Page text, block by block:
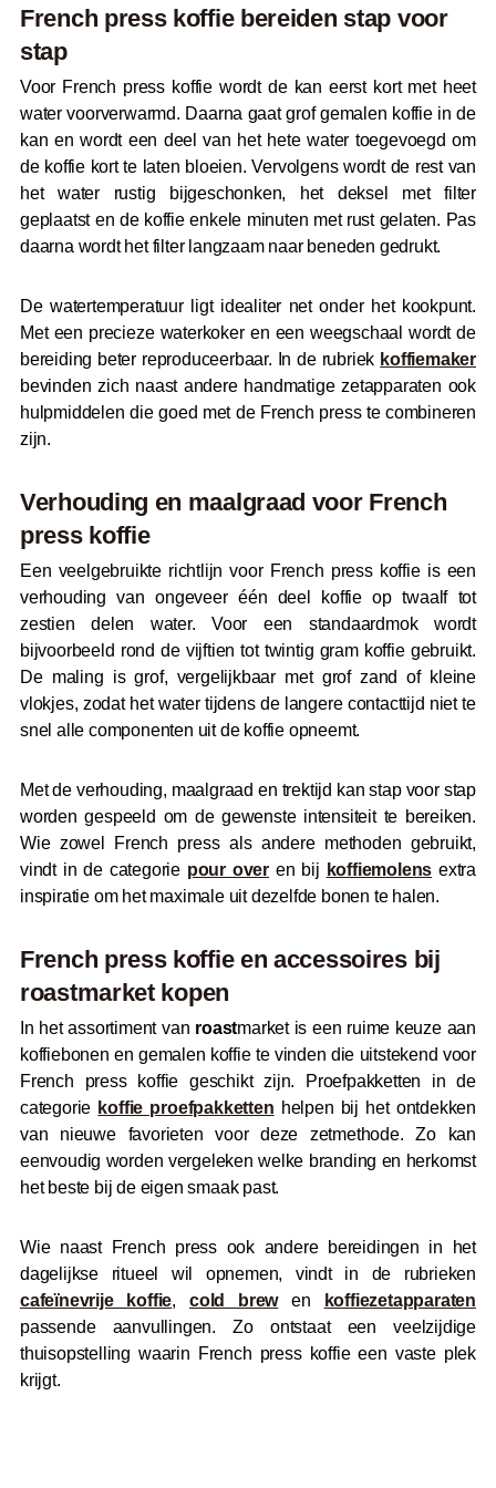
French press koffie bereiden stap voor
stap
Voor French press koffie wordt de kan eerst kort met heet
water voorverwarmd. Daarna gaat grof gemalen koffie in de
kan en wordt een deel van het hete water toegevoegd om
de koffie kort te laten bloeien. Vervolgens wordt de rest van
het water rustig bijgeschonken, het deksel met filter
geplaatst en de koffie enkele minuten met rust gelaten. Pas
daarna wordt het filter langzaam naar beneden gedrukt.
De watertemperatuur ligt idealiter net onder het kookpunt.
Met een precieze waterkoker en een weegschaal wordt de
bereiding beter reproduceerbaar. In de rubriek koffiemaker
bevinden zich naast andere handmatige zetapparaten ook
hulpmiddelen die goed met de French press te combineren
zijn.
Verhouding en maalgraad voor French
press koffie
Een veelgebruikte richtlijn voor French press koffie is een
verhouding van ongeveer één deel koffie op twaalf tot
zestien delen water. Voor een standaardmok wordt
bijvoorbeeld rond de vijftien tot twintig gram koffie gebruikt.
De maling is grof, vergelijkbaar met grof zand of kleine
vlokjes, zodat het water tijdens de langere contacttijd niet te
snel alle componenten uit de koffie opneemt.
Met de verhouding, maalgraad en trektijd kan stap voor stap
worden gespeeld om de gewenste intensiteit te bereiken.
Wie zowel French press als andere methoden gebruikt,
vindt in de categorie pour over en bij koffiemolens extra
inspiratie om het maximale uit dezelfde bonen te halen.
French press koffie en accessoires bij
roastmarket kopen
In het assortiment van roastmarket is een ruime keuze aan
koffiebonen en gemalen koffie te vinden die uitstekend voor
French press koffie geschikt zijn. Proefpakketten in de
categorie koffie proefpakketten helpen bij het ontdekken
van nieuwe favorieten voor deze zetmethode. Zo kan
eenvoudig worden vergeleken welke branding en herkomst
het beste bij de eigen smaak past.
Wie naast French press ook andere bereidingen in het
dagelijkse ritueel wil opnemen, vindt in de rubrieken
cafeïnevrije koffie, cold brewen
koffiezetapparaten
passende aanvullingen. Zo ontstaat een veelzijdige
thuisopstelling waarin French press koffie een vaste plek
krijgt.